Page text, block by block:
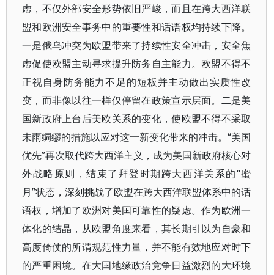
虑，不仅外部安全形势依旧严峻，而且在跨大西洋联
盟和欧洲安全事务中的重要性和话语权均持续下降。
一是俄乌冲突为欧盟带来了持续性安全冲击，安全焦
虑促使欧盟主动寻求提升防务自主能力。欧盟不得不
正视自身防务能力不足的短板并主动做出实质性改
变，而非像以往一样仅停留在政策宣示层面。二是美
国新政府上台后美欧关系的变化，使欧盟不得不采取
未雨绸缪的措施以应对这一新变化带来的冲击。“美国
优先”再次取代跨大西洋主义，成为美国新政府核心对
外战略原则，结束了拜登时期跨大西洋关系的“蜜
月”状态，深刻挑战了欧盟在跨大西洋联盟体系中的话
语权，增加了欧洲对美国可靠性的疑虑。作为欧洲一
体化的结晶，从欧盟角度来看，其长期引以为自豪和
高度倚仗的所谓规范性力量，并不能有效地应对时下
的严重困境。在大国地缘政治竞争日益激烈的大环境